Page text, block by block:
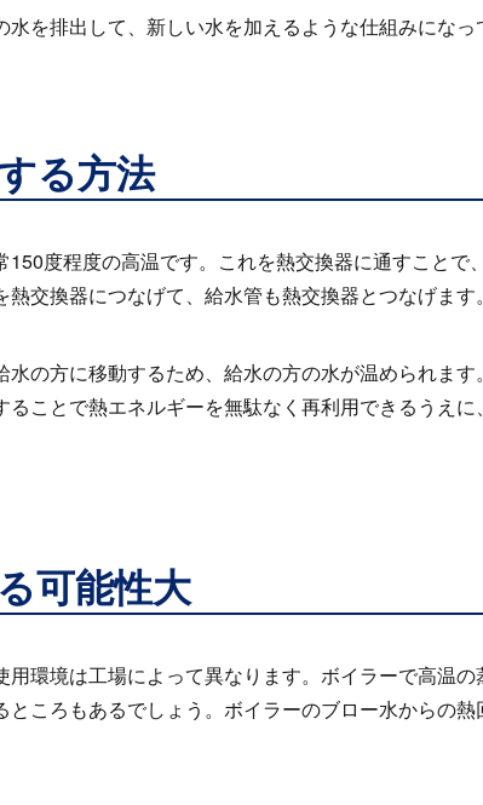
を排出して、新しい水を加えるような仕組みになっ
る方法
150度程度の高温です。これを熱交換器に通すことで
交換器につなげて、給水管も熱交換器とつなげます。
の方に移動するため、給水の方の水が温められま
ことで熱エネルギーを無駄なく再利用できるうえ
可能性大
環境は工場によって異なります。ボイラーで高温
ころもあるでしょう。ボイラーのブロー水からの